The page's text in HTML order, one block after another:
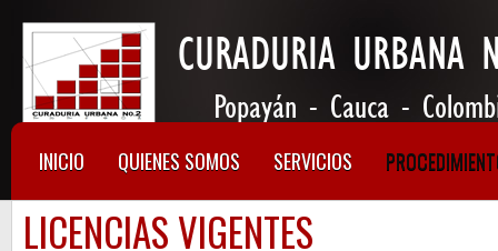
INICIO QUIENES SOMOS SERVICIOS
LICENCIAS VIGENTES